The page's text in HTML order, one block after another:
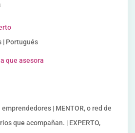
| Portugués
que asesora
emprendedores | MENTOR, o red de
que acompañan. | EXPERTO,